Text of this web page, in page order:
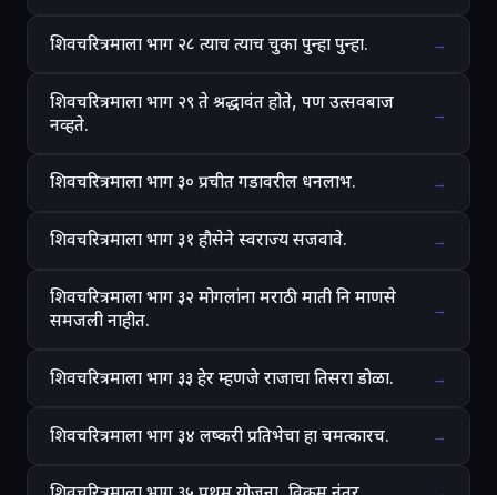
शिवचरित्रमाला भाग २८ त्याच त्याच चुका पुन्हा पुन्हा. →
शिवचरित्रमाला भाग २९ ते श्रद्धावंत होते, पण उत्सवबाज
नव्हते.
→
शिवचरित्रमाला भाग ३० प्रचीत गडावरील धनलाभ. →
शिवचरित्रमाला भाग ३१ हौसेने स्वराज्य सजवावे. →
शिवचरित्रमाला भाग ३२ मोगलांना मराठी माती नि माणसे
समजली नाहीत.
→
शिवचरित्रमाला भाग ३३ हेर म्हणजे राजाचा तिसरा डोळा. →
शिवचरित्रमाला भाग ३४ लष्करी प्रतिभेचा हा चमत्कारच. →